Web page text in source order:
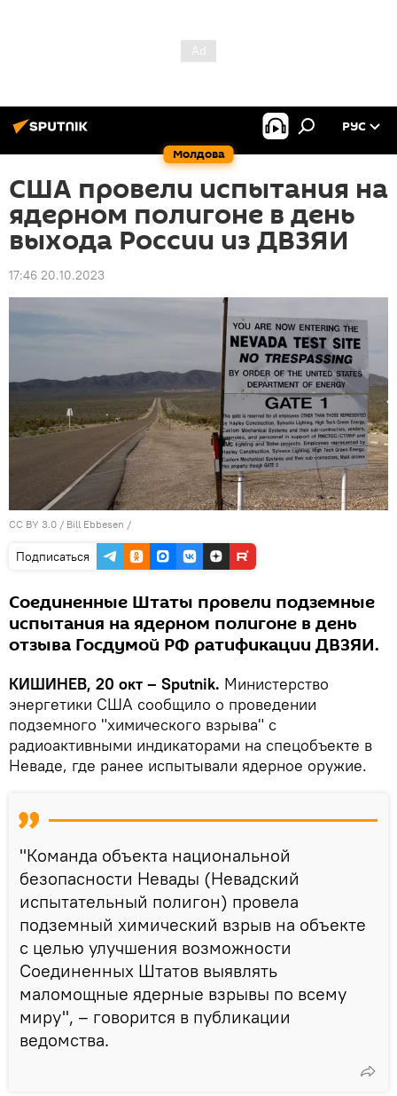
Молдова
РУС
США провели испытания на
ядерном полигоне в день
выхода России из ДВЗЯИ
17:46 20.10.2023
CC BY 3.0 / Bill Ebbesen /
Подписаться
Соединенные Штаты провели подземные
испытания на ядерном полигоне в день
отзыва Госдумой РФ ратификации ДВЗЯИ.
КИШИНЕВ, 20 окт – Sputnik. Министерство
энергетики США сообщило о проведении
подземного "химического взрыва" с
радиоактивными индикаторами на спецобъекте в
Неваде, где ранее испытывали ядерное оружие.
"Команда объекта национальной
безопасности Невады (Невадский
испытательный полигон) провела
подземный химический взрыв на объекте
с целью улучшения возможности
Соединенных Штатов выявлять
маломощные ядерные взрывы по всему
миру", – говорится в публикации
ведомства.